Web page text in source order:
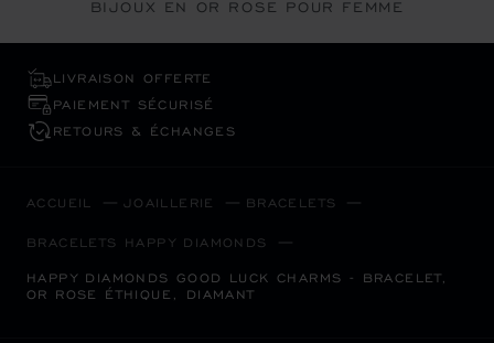
BIJOUX EN OR ROSE POUR FEMME
LIVRAISON OFFERTE
PAIEMENT SÉCURISÉ
RETOURS & ÉCHANGES
ACCUEIL JOAILLERIE BRACELETS
BRACELETS HAPPY DIAMONDS
HAPPY DIAMONDS GOOD LUCK CHARMS - BRACELET,
OR ROSE ÉTHIQUE, DIAMANT